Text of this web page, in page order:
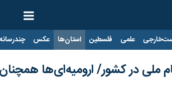
علمی فلسطین استان‌ها عکس
ملی در کشور/ ارومیه‌ای‌ها